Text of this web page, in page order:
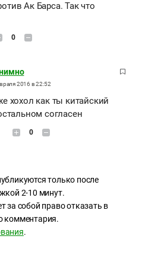
Ак Барса. Так что
0
2016 в 22:52
хохол как ты китайский
согласен
0
только после
2-10 минут.
за собой право отказать в
комментария.
.